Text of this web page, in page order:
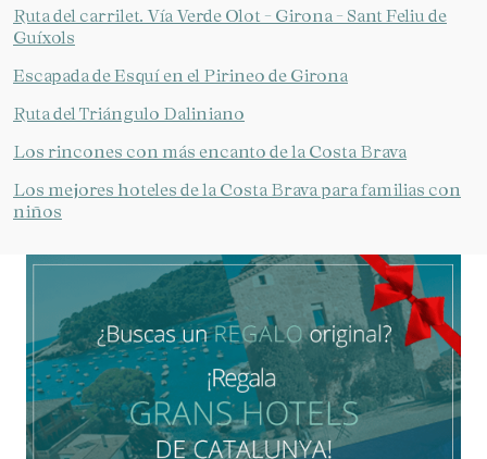
Ruta del carrilet. Vía Verde Olot - Girona - Sant Feliu de
Guíxols
Escapada de Esquí en el Pirineo de Girona
Ruta del Triángulo Daliniano
Los rincones con más encanto de la Costa Brava
Los mejores hoteles de la Costa Brava para familias con
niños